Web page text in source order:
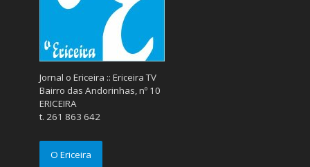
Jornal o Ericeira :: Ericeira TV
Bairro das Andorinhas, nº 10
ERICEIRA
t. 261 863 642
O Ericeira